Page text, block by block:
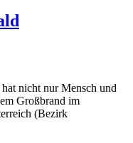
nicht nur Mensch und
Großbrand im
(Bezirk